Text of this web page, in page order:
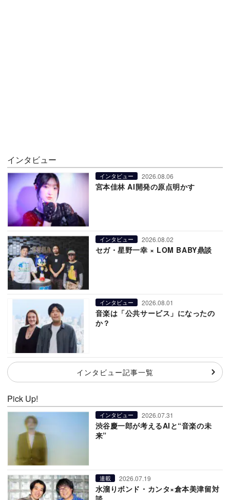
インタビュー
インタビュー 2026.08.06
宮本佳林 AI開発の原点明かす
インタビュー 2026.08.02
セガ・星野一幸 × LOM BABY鼎談
インタビュー 2026.08.01
音楽は「公共サービス」になったの
か？
インタビュー記事一覧
Pick Up!
インタビュー 2026.07.31
渋谷慶一郎が考えるAIと“音楽の未
来”
連載 2026.07.19
水溜りボンド・カンタ×倉本美津留対